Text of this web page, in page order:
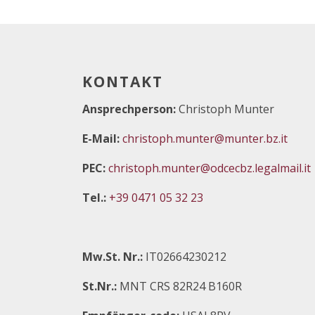
KONTAKT
Ansprechperson:Christoph Munter
E-Mail:christoph.munter@munter.bz.it
PEC:christoph.munter@odcecbz.legalmail.it
Tel.: +39 0471 05 32 23
Mw.St. Nr.: IT02664230212
St.Nr.: MNT CRS 82R24 B160R